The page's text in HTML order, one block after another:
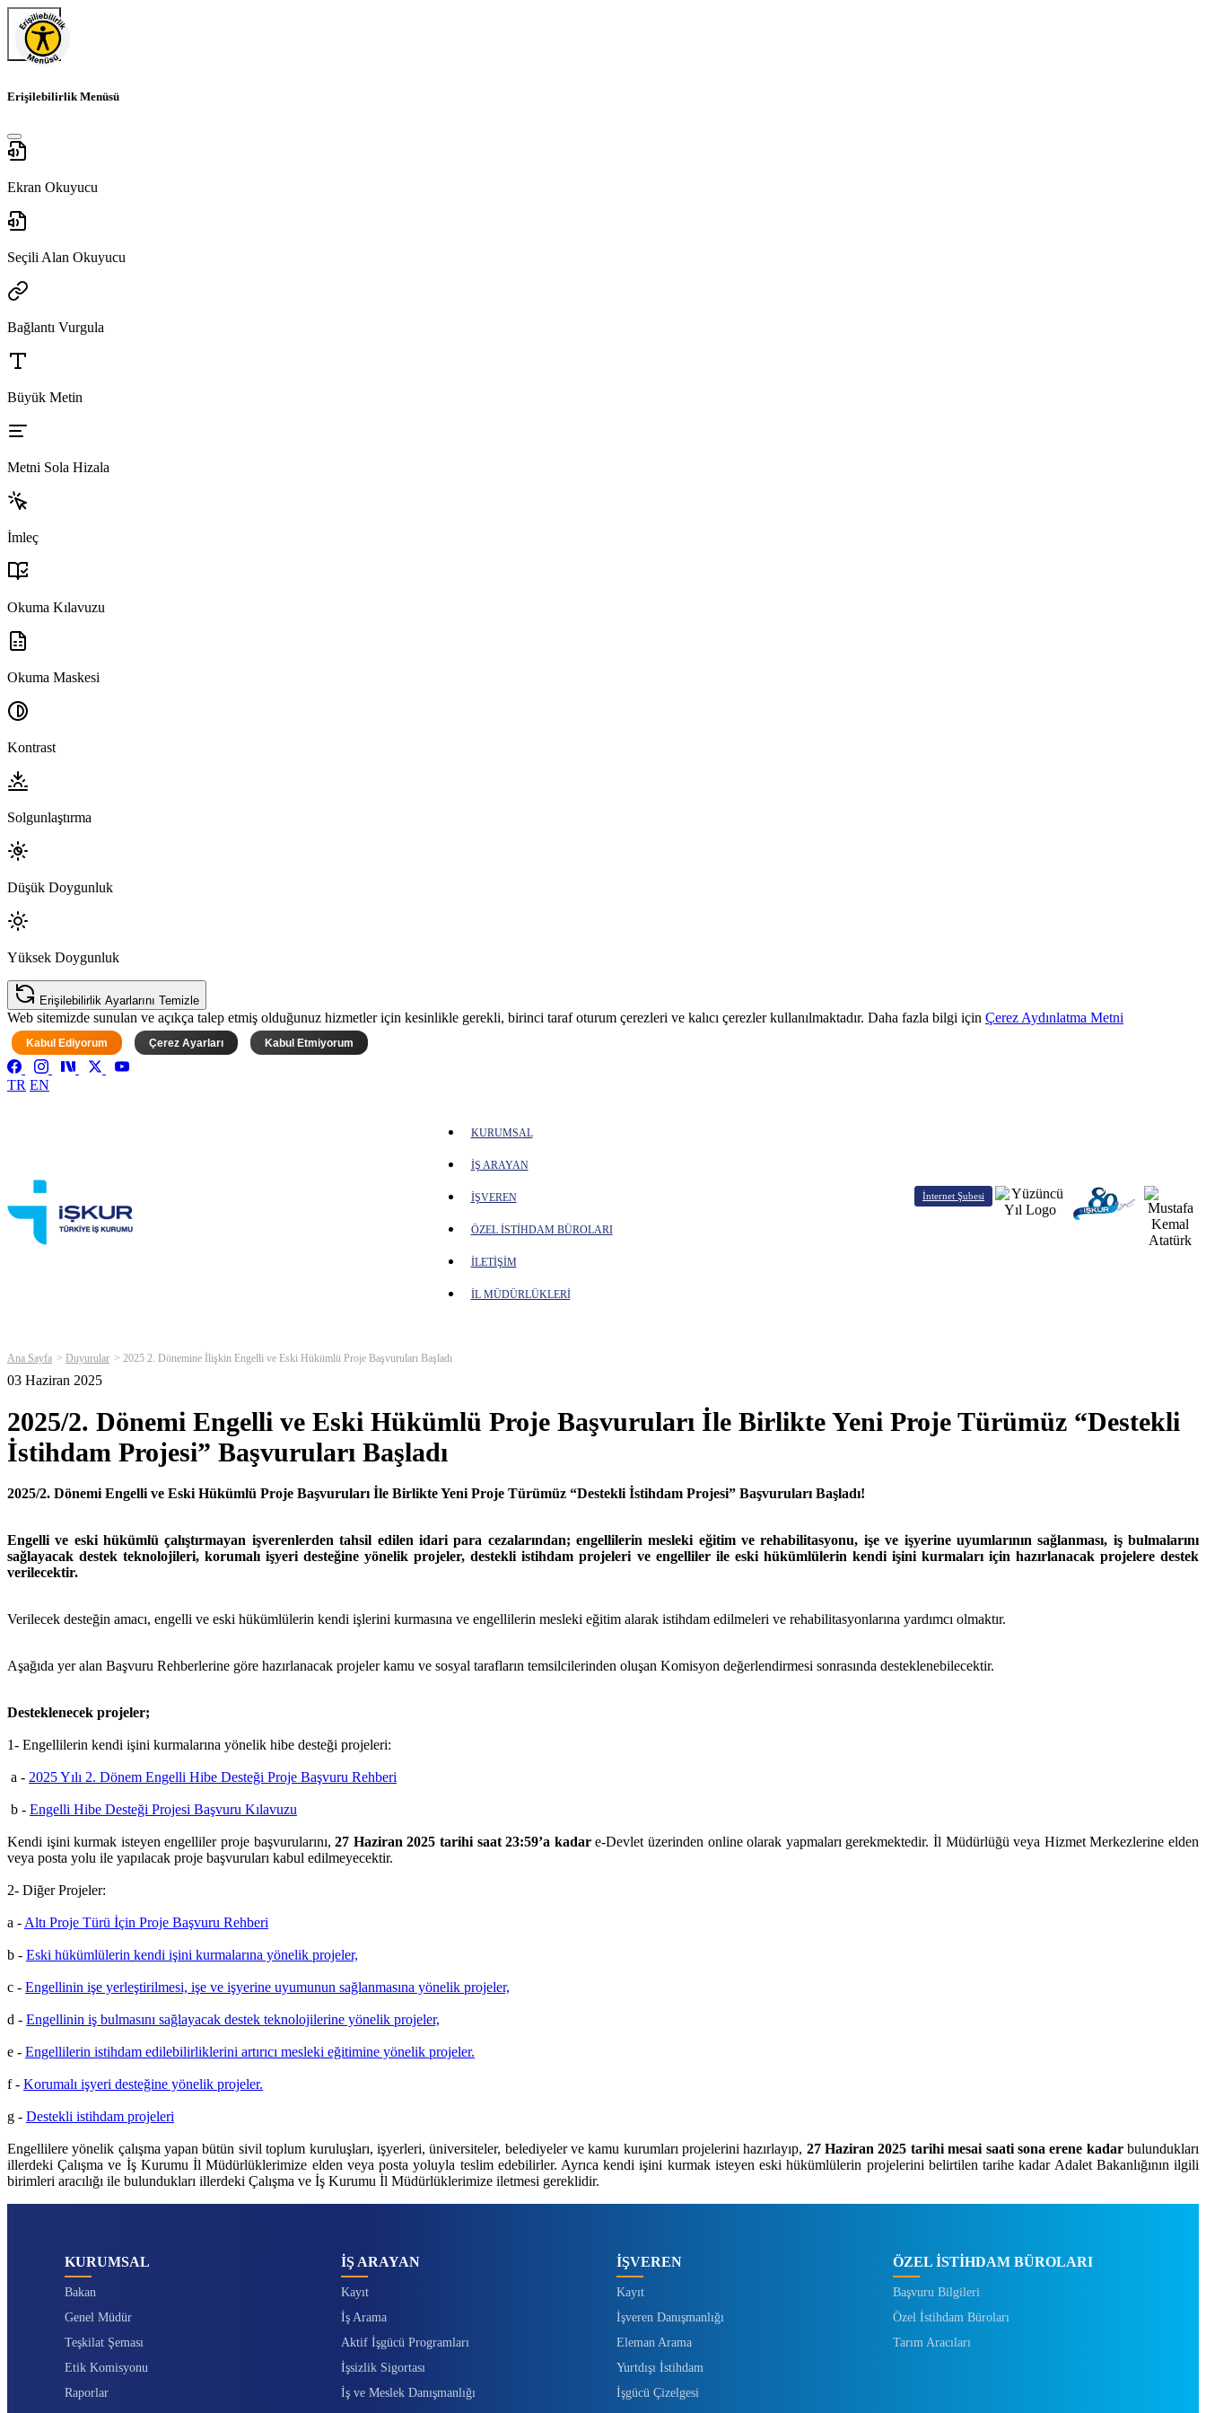
Erişilebilirlik Menüsü
Ekran Okuyucu
Seçili Alan Okuyucu
Bağlantı Vurgula
Büyük Metin
Metni Sola Hizala
İmleç
Okuma Kılavuzu
Okuma Maskesi
Kontrast
Solgunlaştırma
Düşük Doygunluk
Yüksek Doygunluk
Erişilebilirlik Ayarlarını Temizle
Web sitemizde sunulan ve açıkça talep etmiş olduğunuz hizmetler için kesinlikle gerekli, birinci taraf oturum çerezleri ve kalıcı çerezler kullanılmaktadır. Daha fazla bilgi için Çerez Aydınlatma Metni
Kabul Ediyorum Çerez Ayarları Kabul Etmiyorum
TR EN
KURUMSAL
İŞ ARAYAN
İŞVEREN
ÖZEL İSTİHDAM BÜROLARI
İLETİŞİM
İL MÜDÜRLÜKLERİ
İnternet Şubesi
Ana Sayfa Duyurular 2025 2. Dönemine İlişkin Engelli ve Eski Hükümlü Proje Başvuruları Başladı
03 Haziran 2025
2025/2. Dönemi Engelli ve Eski Hükümlü Proje Başvuruları İle Birlikte Yeni Proje Türümüz “Destekli
İstihdam Projesi” Başvuruları Başladı
2025/2. Dönemi Engelli ve Eski Hükümlü Proje Başvuruları İle Birlikte Yeni Proje Türümüz “Destekli İstihdam Projesi” Başvuruları Başladı!
Engelli ve eski hükümlü çalıştırmayan işverenlerden tahsil edilen idari para cezalarından; engellilerin mesleki eğitim ve rehabilitasyonu, işe ve işyerine uyumlarının sağlanması, iş bulmalarını
sağlayacak destek teknolojileri, korumalı işyeri desteğine yönelik projeler, destekli istihdam projeleri ve engelliler ile eski hükümlülerin kendi işini kurmaları için hazırlanacak projelere destek
verilecektir.
Verilecek desteğin amacı, engelli ve eski hükümlülerin kendi işlerini kurmasına ve engellilerin mesleki eğitim alarak istihdam edilmeleri ve rehabilitasyonlarına yardımcı olmaktır.
Aşağıda yer alan Başvuru Rehberlerine göre hazırlanacak projeler kamu ve sosyal tarafların temsilcilerinden oluşan Komisyon değerlendirmesi sonrasında desteklenebilecektir.
Desteklenecek projeler;
1- Engellilerin kendi işini kurmalarına yönelik hibe desteği projeleri:
a - 2025 Yılı 2. Dönem Engelli Hibe Desteği Proje Başvuru Rehberi
b - Engelli Hibe Desteği Projesi Başvuru Kılavuzu
Kendi işini kurmak isteyen engelliler proje başvurularını,27 Haziran 2025 tarihi saat 23:59’a kadare-Devlet üzerinden online olarak yapmaları gerekmektedir. İl Müdürlüğü veya Hizmet Merkezlerine elden
veya posta yolu ile yapılacak proje başvuruları kabul edilmeyecektir.
2- Diğer Projeler:
a - Altı Proje Türü İçin Proje Başvuru Rehberi
b - Eski hükümlülerin kendi işini kurmalarına yönelik projeler,
c - Engellinin işe yerleştirilmesi, işe ve işyerine uyumunun sağlanmasına yönelik projeler,
d - Engellinin iş bulmasını sağlayacak destek teknolojilerine yönelik projeler,
e - Engellilerin istihdam edilebilirliklerini artırıcı mesleki eğitimine yönelik projeler.
f - Korumalı işyeri desteğine yönelik projeler.
g - Destekli istihdam projeleri
Engellilere yönelik çalışma yapan bütün sivil toplum kuruluşları, işyerleri, üniversiteler, belediyeler ve kamu kurumları projelerini hazırlayıp, 27 Haziran 2025 tarihi mesai saati sona erene kadarbulundukları
illerdeki Çalışma ve İş Kurumu İl Müdürlüklerimize elden veya posta yoluyla teslim edebilirler. Ayrıca kendi işini kurmak isteyen eski hükümlülerin projelerini belirtilen tarihe kadar Adalet Bakanlığının ilgili
birimleri aracılığı ile bulundukları illerdeki Çalışma ve İş Kurumu İl Müdürlüklerimize iletmesi gereklidir.
KURUMSAL
Bakan
Genel Müdür
Teşkilat Şeması
Etik Komisyonu
Raporlar
İŞ ARAYAN
Kayıt
İş Arama
Aktif İşgücü Programları
İşsizlik Sigortası
İş ve Meslek Danışmanlığı
İŞVEREN
Kayıt
İşveren Danışmanlığı
Eleman Arama
Yurtdışı İstihdam
İşgücü Çizelgesi
ÖZEL İSTİHDAM BÜROLARI
Başvuru Bilgileri
Özel İstihdam Büroları
Tarım Aracıları